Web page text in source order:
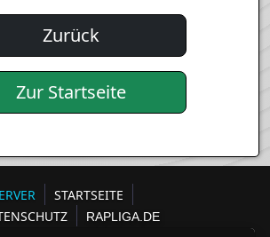
Zurück
Zur Startseite
STARTSEITE
RAPLIGA.DE